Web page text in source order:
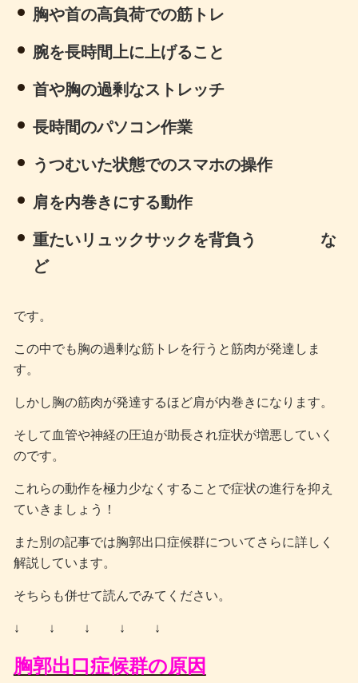
胸や首の高負荷での筋トレ
腕を長時間上に上げること
首や胸の過剰なストレッチ
長時間のパソコン作業
うつむいた状態でのスマホの操作
肩を内巻きにする動作
重たいリュックサックを背負う な
ど
です。
この中でも胸の過剰な筋トレを行うと筋肉が発達しま
す。
しかし胸の筋肉が発達するほど肩が内巻きになります。
そして血管や神経の圧迫が助長され症状が増悪していく
のです。
これらの動作を極力少なくすることで症状の進行を抑え
ていきましょう！
また別の記事では胸郭出口症候群についてさらに詳しく
解説しています。
そちらも併せて読んでみてください。
↓ ↓ ↓ ↓ ↓
胸郭出口症候群の原因